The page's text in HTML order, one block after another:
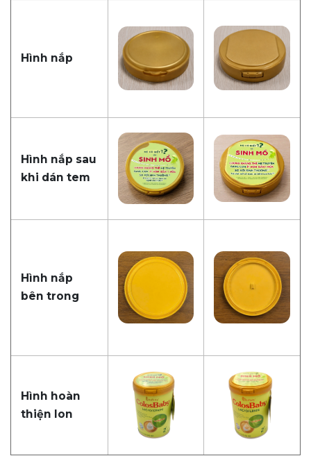
Hình nắp
Hình nắp sau
khi dán tem
Hình nắp
bên trong
Hình hoàn
thiện lon